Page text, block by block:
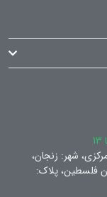
شهر: زنجان،
به میدان فلسطین، پلاک: